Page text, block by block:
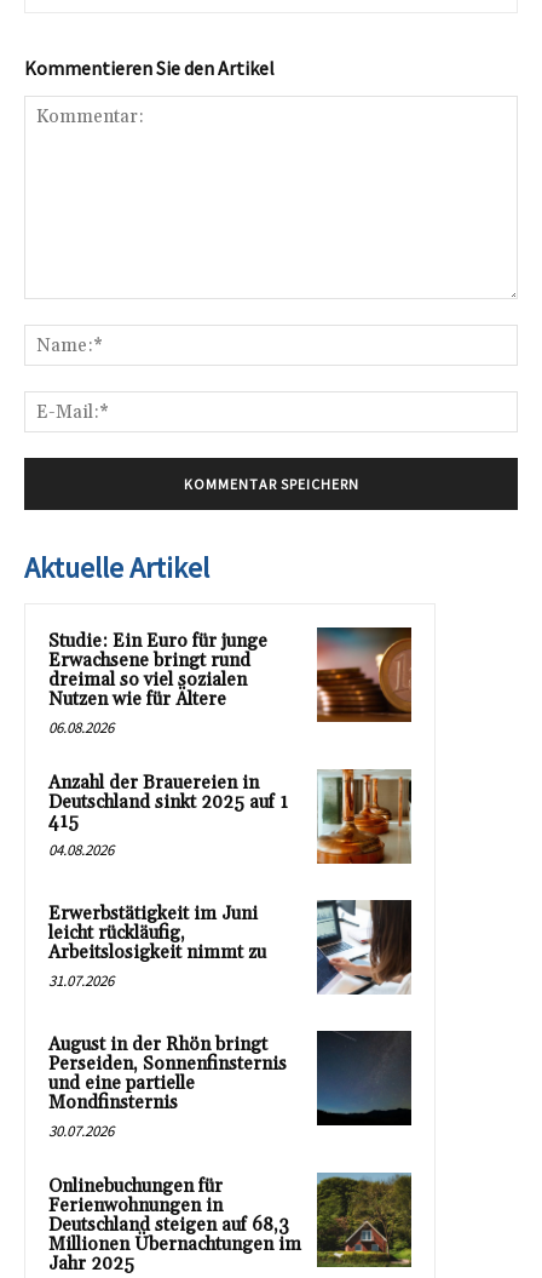
Kommentieren Sie den Artikel
Aktuelle Artikel
Studie: Ein Euro für junge
Erwachsene bringt rund
dreimal so viel sozialen
Nutzen wie für Ältere
06.08.2026
Anzahl der Brauereien in
Deutschland sinkt 2025 auf 1
415
04.08.2026
Erwerbstätigkeit im Juni
leicht rückläufig,
Arbeitslosigkeit nimmt zu
31.07.2026
August in der Rhön bringt
Perseiden, Sonnenfinsternis
und eine partielle
Mondfinsternis
30.07.2026
Onlinebuchungen für
Ferienwohnungen in
Deutschland steigen auf 68,3
Millionen Übernachtungen im
Jahr 2025